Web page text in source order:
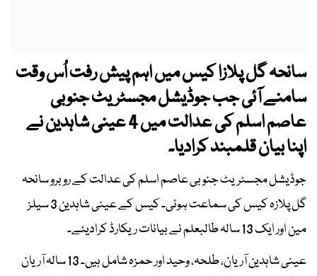
سانحہ گل پلازا کیس میں اہم پیش رفت اُس وقت
سامنے آئی جب جوڈیشل مجسٹریٹ جنوبی
عاصم اسلم کی عدالت میں 4 عینی شاہدین نے
اپنا بیان قلمبند کرادیا۔
جوڈیشل مجسٹریٹ جنوبی عاصم اسلم کی عدالت کے روبرو سانحہ
گل پلازہ کیس کی سماعت ہوئی۔ کیس کے عینی شاہدین 3 سیلز
مین اور ایک 13 سالہ طالبعلم نے بیانات ریکارڈ کرادیئے۔
عینی شاہدین آریان، طلحہ، وحید اور حمزہ شامل ہیں۔ 13 سالہ آریان